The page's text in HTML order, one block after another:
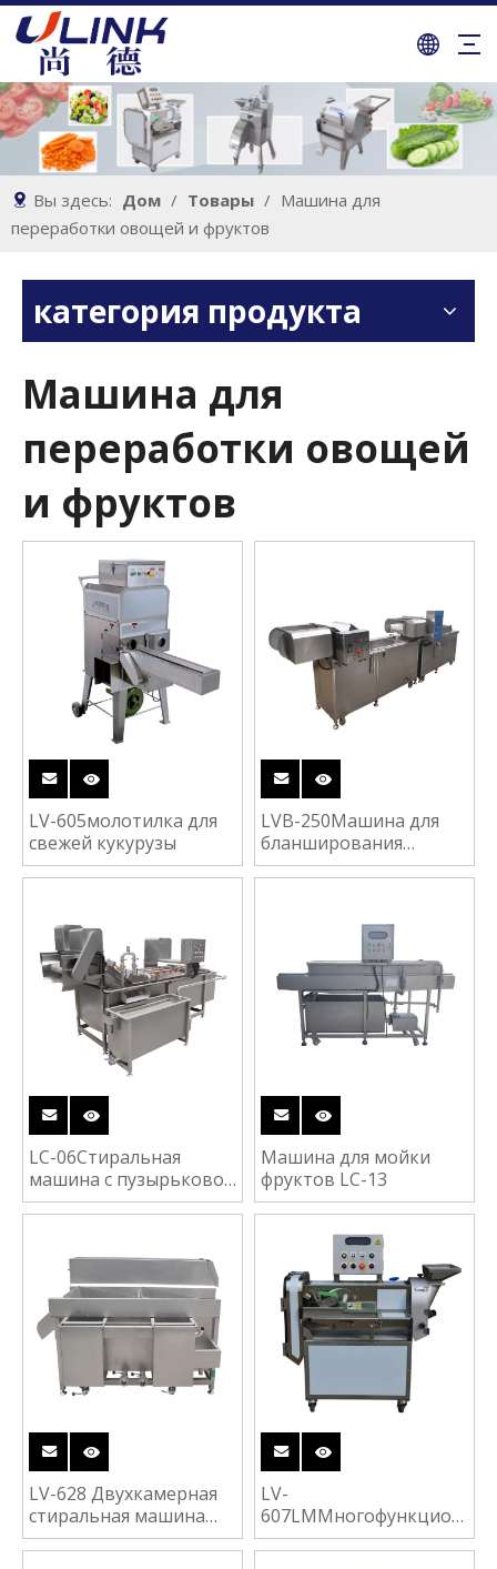
Вы здесь: Дом / Товары / Машина для
переработки овощей и фруктов
категория продукта
Машина для
переработки овощей
и фруктов
LV-605молотилка для
свежей кукурузы
LVB-250Машина для
бланширования
овощей и фруктов
LC-06Стиральная
машина с пузырьковой
очисткой
Машина для мойки
фруктов LC-13
LV-628 Двухкамерная
стиральная машина
для непрерывной
LV-
ременная съемная